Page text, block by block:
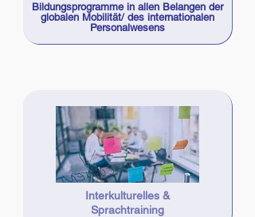
Bildungsprogramme in allen Belangen der
globalen Mobilität/ des internationalen
Personalwesens
Interkulturelles &
Sprachtraining